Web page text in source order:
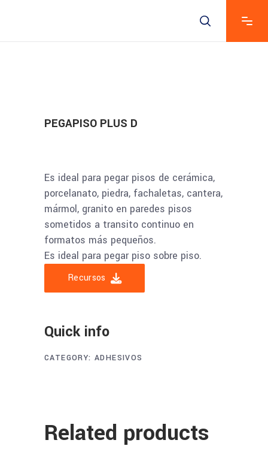
PEGAPISO PLUS D
Es ideal para pegar pisos de cerámica,
porcelanato, piedra, fachaletas, cantera,
mármol, granito en paredes pisos
sometidos a transito continuo en
formatos más pequeños.
Es ideal para pegar piso sobre piso.
Recursos
Quick info
CATEGORY:ADHESIVOS
Related products